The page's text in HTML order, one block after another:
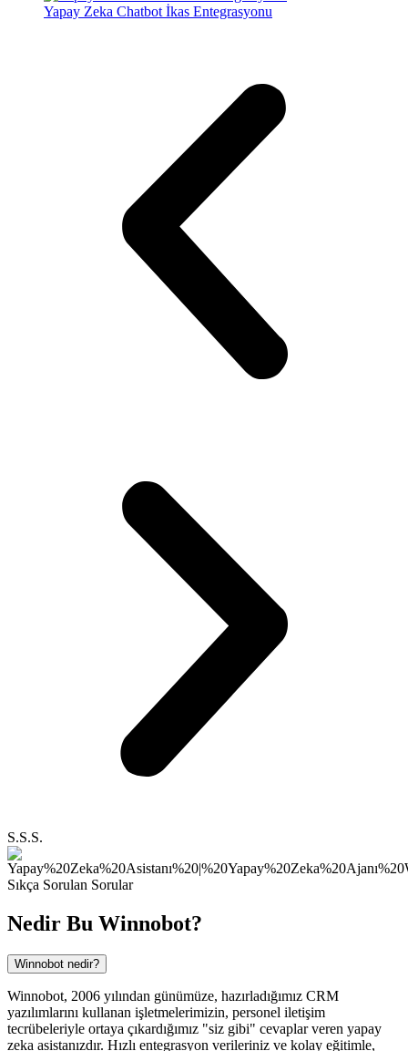
Yapay Zeka Chatbot İkas Entegrasyonu
S.S.S.
Sıkça Sorulan Sorular
Nedir Bu Winnobot?
Winnobot nedir?
Winnobot, 2006 yılından günümüze, hazırladığımız CRM
yazılımlarını kullanan işletmelerimizin, personel iletişim
tecrübeleriyle ortaya çıkardığımız "siz gibi" cevaplar veren yapay
zeka asistanızdır. Hızlı entegrasyon verileriniz ve kolay eğitimle,